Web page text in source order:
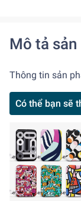
Mô tả sản
Thông tin sản
Có thể bạn sẽ